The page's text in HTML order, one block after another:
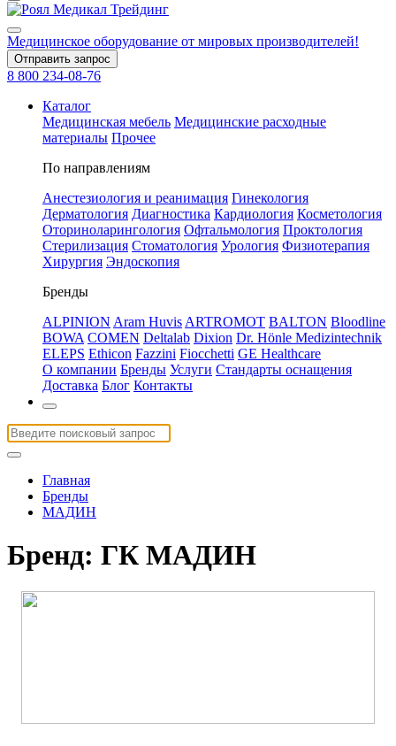
Медицинское оборудование от мировых производителей!
Отправить запрос
8 800 234-08-76
Каталог
Медицинская мебель Медицинские расходные
материалы Прочее
По направлениям
Анестезиология и реанимация Гинекология
Дерматология Диагностика Кардиология Косметология
Оториноларингология Офтальмология Проктология
Стерилизация Стоматология Урология Физиотерапия
Хирургия Эндоскопия
Бренды
ALPINION Aram Huvis ARTROMOT BALTON Bloodline
BOWA COMEN Deltalab Dixion Dr. Hönle Medizintechnik
ELEPS Ethicon Fazzini Fiocchetti GE Healthcare
О компании Бренды Услуги Стандарты оснащения
Доставка Блог Контакты
Главная
Бренды
МАДИН
Бренд: ГК МАДИН